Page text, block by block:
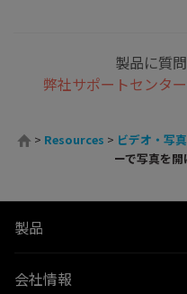
製品に質
弊社サポートセンタ
> Resources > ビデオ・写
ーで写真を
製品
会社情報